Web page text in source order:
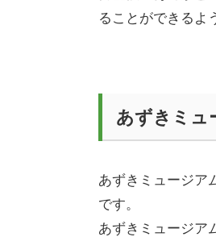
ることができるよ
あずきミュ
あずきミュージア
です。
あずきミュージア